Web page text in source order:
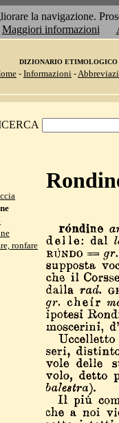
la navigazione.
Maggiori informazioni
DIZIONARIO ETIMOLOGICO
- Informazioni -
ronfare